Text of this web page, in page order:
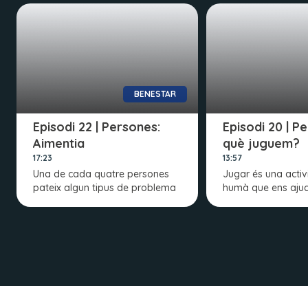
BENESTAR
Episodi 22 | Persones:
Aimentia
17:23
Una de cada quatre persones
pateix algun tipus de problema
Episodi 20 |
què juguem?
13:57
Jugar és una
humà que ens